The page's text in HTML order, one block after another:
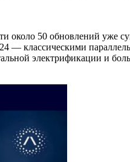
около 50 обновлений уже
— классическими
электрификации и